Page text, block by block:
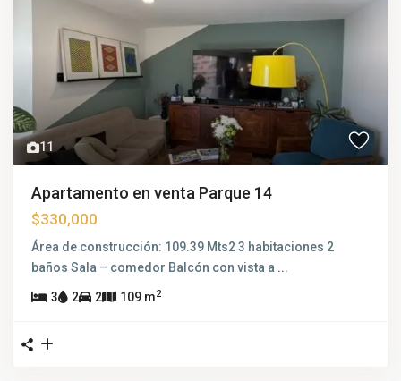
11
Apartamento en venta Parque 14
$330,000
Área de construcción: 109.39 Mts2 3 habitaciones 2
baños Sala – comedor Balcón con vista a ...
3 2 2 109 m2